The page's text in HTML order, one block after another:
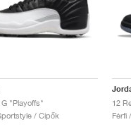
G "Playoffs"
/ Cipők
12
Férfi